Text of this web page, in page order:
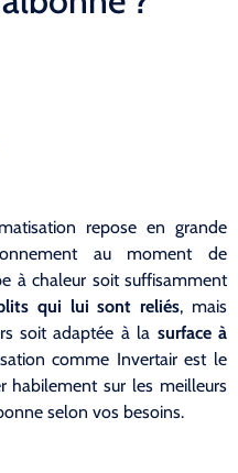
repose en grande
au moment de
à chaleur soit suffisamment
qui lui sont reliés, mais
soit adaptée à la surface à
comme Invertair est le
habilement sur les meilleurs
selon vos besoins.